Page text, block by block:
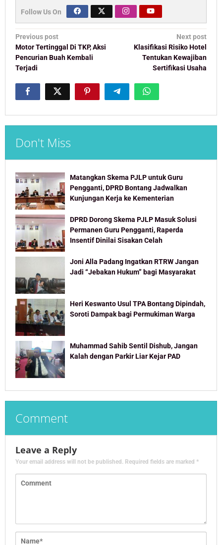
Follow Us On
Post
navigation
Previous post
Motor Tertinggal Di TKP, Aksi
Pencurian Buah Kembali
Terjadi
Next post
Klasifikasi Risiko Hotel
Tentukan Kewajiban
Sertifikasi Usaha
Don't Miss
Matangkan Skema PJLP untuk Guru
Pengganti, DPRD Bontang Jadwalkan
Kunjungan Kerja ke Kementerian
DPRD Dorong Skema PJLP Masuk Solusi
Permanen Guru Pengganti, Raperda
Insentif Dinilai Sisakan Celah
Joni Alla Padang Ingatkan RTRW Jangan
Jadi “Jebakan Hukum” bagi Masyarakat
Heri Keswanto Usul TPA Bontang Dipindah,
Soroti Dampak bagi Permukiman Warga
Muhammad Sahib Sentil Dishub, Jangan
Kalah dengan Parkir Liar Kejar PAD
Comment
Leave a Reply
Your email address will not be published. Required fields are marked *